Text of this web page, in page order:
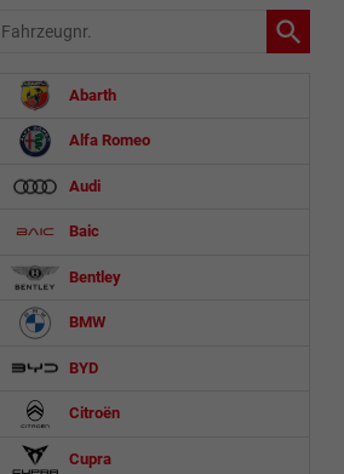
Fahrzeugnr.
Abarth
Alfa Romeo
Audi
Baic
Bentley
BMW
BYD
Citroën
Cupra